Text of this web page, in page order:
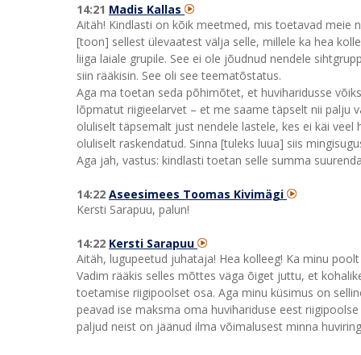
14:21 Madis Kallas
Aitäh! Kindlasti on kõik meetmed, mis toetavad meie
[toon] sellest ülevaatest välja selle, millele ka hea
liiga laiale grupile. See ei ole jõudnud nendele
siin rääkisin. See oli see teematõstatus.
Aga ma toetan seda põhimõtet, et huviharidusse
lõpmatut riigieelarvet – et me saame täpselt nii palju
oluliselt täpsemalt just nendele lastele, kes ei käi
oluliselt raskendatud. Sinna [tuleks luua] siis
Aga jah, vastus: kindlasti toetan selle summa
14:22 Aseesimees Toomas Kivimägi
Kersti Sarapuu, palun!
14:22 Kersti Sarapuu
Aitäh, lugupeetud juhataja! Hea kolleeg! Ka minu
Vadim rääkis selles mõttes väga õiget juttu, et
toetamise riigipoolset osa. Aga minu küsimus on
peavad ise maksma oma huvihariduse eest
paljud neist on jäänud ilma võimalusest minna